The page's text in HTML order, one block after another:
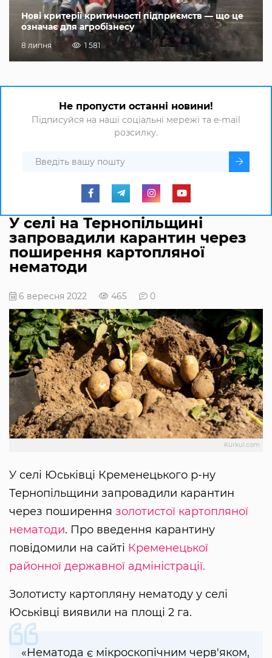
Нові критерії критичності підприємств — що це
означає для агробізнесу
8 липня 1 581
Не пропусти останні новини!
Підписуйся на наші соціальні мережі та e-mail
розсилку.
У селі на Тернопільщині
запровадили карантин через
поширення картопляної
нематоди
6 вересня 2022 465 0
Kurkul.com
У селі Юськівці Кременецького р-ну
Тернопільщини запровадили карантин
через поширення золотистої картопляної
нематоди. Про введення карантину
повідомили на сайті Кременецької
районної державної адміністрації.
Золотисту картопляну нематоду у селі
Юськівці виявили на площі 2 га.
«Нематода є мікроскопічним черв'яком,